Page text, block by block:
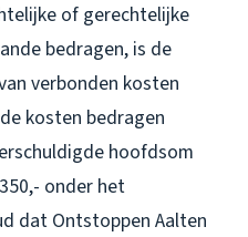
of gerechtelijke
bedragen, is de
verbonden kosten
kosten bedragen
hoofdsom
onder het
dat Ontstoppen Aalten